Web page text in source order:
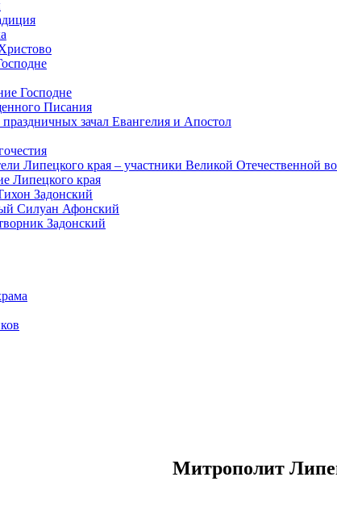
Господне
Писания
праздничных зачал Евангелия и Апостол
Липецкого края – участники Великой Отечественной
Липецкого края
Задонский
Силуан Афонский
Задонский
Митрополит